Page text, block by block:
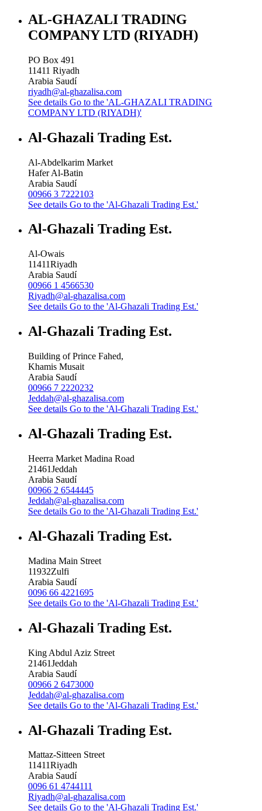
AL-GHAZALI TRADING
COMPANY LTD (RIYADH)
PO Box 491
11411 Riyadh
Arabia Saudí
riyadh@al-ghazalisa.com
See details Go to the 'AL-GHAZALI TRADING
COMPANY LTD (RIYADH)'
Al-Ghazali Trading Est.
Al-Abdelkarim Market
Hafer Al-Batin
Arabia Saudí
00966 3 7222103
See details Go to the 'Al-Ghazali Trading Est.'
Al-Ghazali Trading Est.
Al-Owais
11411Riyadh
Arabia Saudí
00966 1 4566530
Riyadh@al-ghazalisa.com
See details Go to the 'Al-Ghazali Trading Est.'
Al-Ghazali Trading Est.
Building of Prince Fahed,
Khamis Musait
Arabia Saudí
00966 7 2220232
Jeddah@al-ghazalisa.com
See details Go to the 'Al-Ghazali Trading Est.'
Al-Ghazali Trading Est.
Heerra Market Madina Road
21461Jeddah
Arabia Saudí
00966 2 6544445
Jeddah@al-ghazalisa.com
See details Go to the 'Al-Ghazali Trading Est.'
Al-Ghazali Trading Est.
Madina Main Street
11932Zulfi
Arabia Saudí
0096 66 4221695
See details Go to the 'Al-Ghazali Trading Est.'
Al-Ghazali Trading Est.
King Abdul Aziz Street
21461Jeddah
Arabia Saudí
00966 2 6473000
Jeddah@al-ghazalisa.com
See details Go to the 'Al-Ghazali Trading Est.'
Al-Ghazali Trading Est.
Mattaz-Sitteen Street
11411Riyadh
Arabia Saudí
0096 61 4744111
Riyadh@al-ghazalisa.com
See details Go to the 'Al-Ghazali Trading Est.'